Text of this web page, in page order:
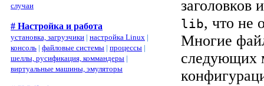
случаи
# Настройка и работа
установка, загрузчики | настройка Linux |
консоль | файловые системы | процессы |
шеллы, русификация, коммандеры |
виртуальные машины, эмуляторы
заголовков
lib, что не
Многие
следующих